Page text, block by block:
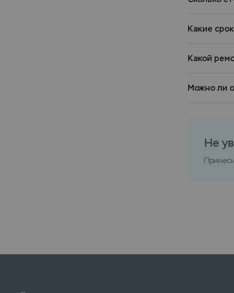
Какие
Какой
Можно ли
Не